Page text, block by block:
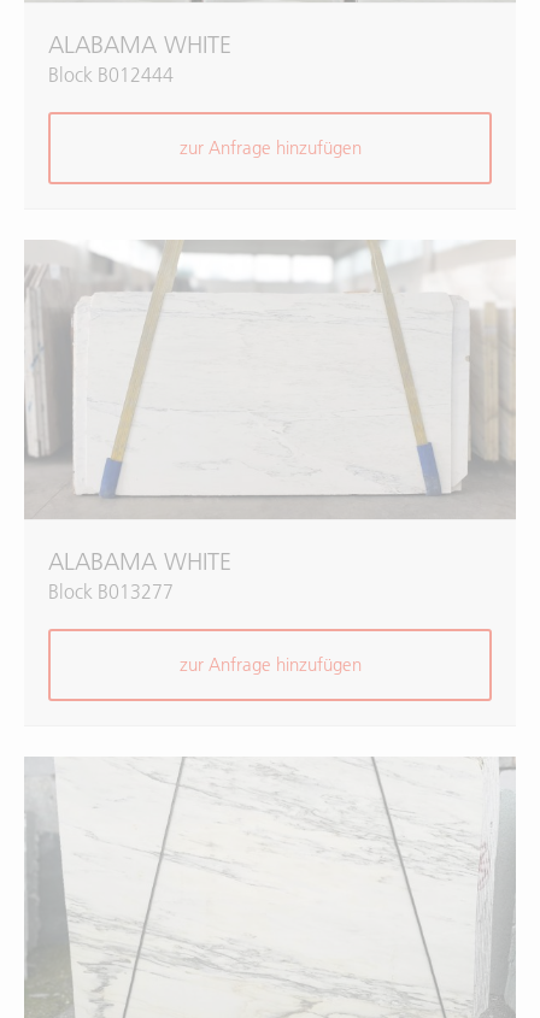
ALABAMA WHITE
Block B012444
zur Anfrage hinzufügen
ALABAMA WHITE
Block B013277
zur Anfrage hinzufügen